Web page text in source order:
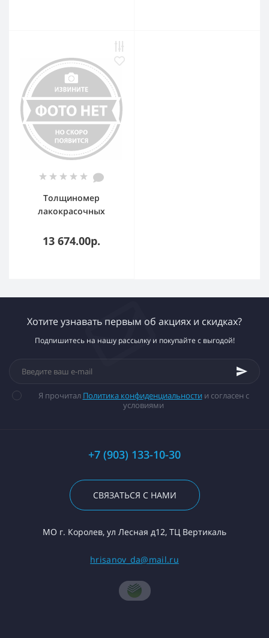
Толщиномер
лакокрасочных
DL333301 диапазон
измерений: 0-1300 мкм
13 674.00р.
Хотите узнавать первым об акциях и скидках?
Подпишитесь на нашу рассылку и покупайте с выгодой!
Я прочитал Политика конфиденциальности и согласен с
условиями
+7 (903) 133-10-30
СВЯЗАТЬСЯ С НАМИ
МО г. Королев, ул Лесная д12, ТЦ Вертикаль
hrisanov_da@mail.ru